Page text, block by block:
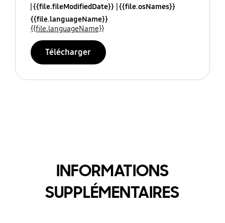
{{file.fileModifiedDate}} {{file.osNames}}
{{file.languageName}}
{{file.languageName}}
Télécharger
INFORMATIONS
SUPPLÉMENTAIRES